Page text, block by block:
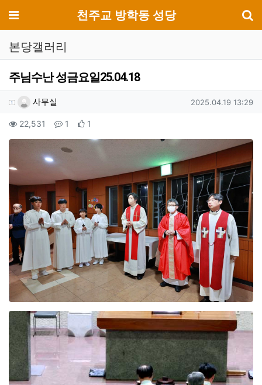
메뉴 천주교 방학동 성당
본당갤러리
주님수난 성금요일25.04.18
작성자 정보
사무실 작성일
2025.04.19 13:29
컨텐츠 정보
22,531 조회 1 댓글 1
본문